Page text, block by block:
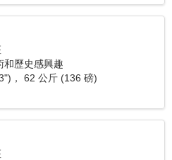
和歷史感興趣
， 62 公斤 (136 磅)